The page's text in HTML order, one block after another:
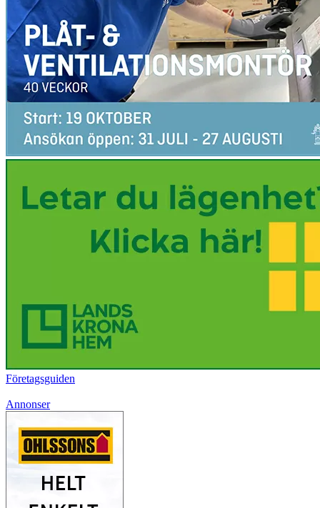
Företagsguiden
Annonser